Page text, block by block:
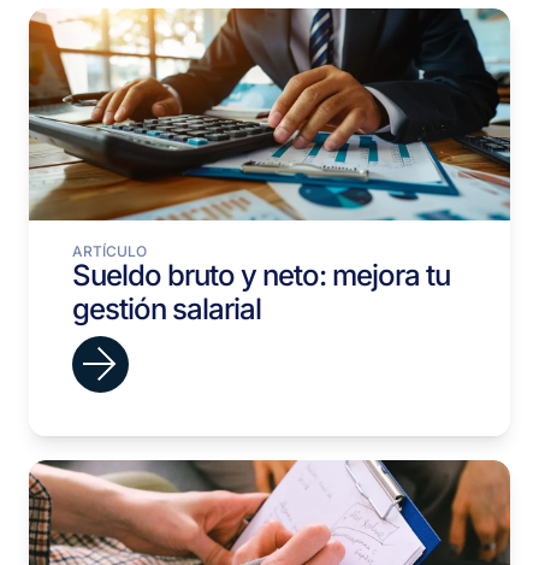
ARTÍCULO
Sueldo bruto y neto: mejora tu
gestión salarial